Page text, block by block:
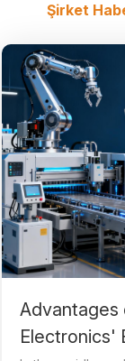
Şirket
Advantages
Electronics'